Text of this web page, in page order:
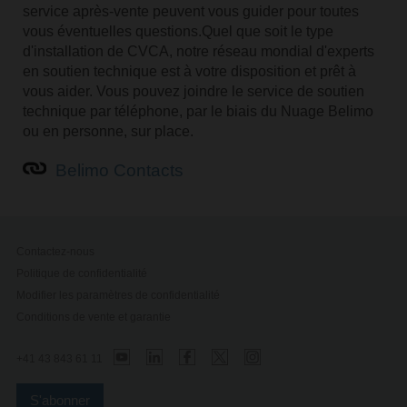
service après-vente peuvent vous guider pour toutes
vous éventuelles questions.Quel que soit le type
d'installation de CVCA, notre réseau mondial d'experts
en soutien technique est à votre disposition et prêt à
vous aider. Vous pouvez joindre le service de soutien
technique par téléphone, par le biais du Nuage Belimo
ou en personne, sur place.